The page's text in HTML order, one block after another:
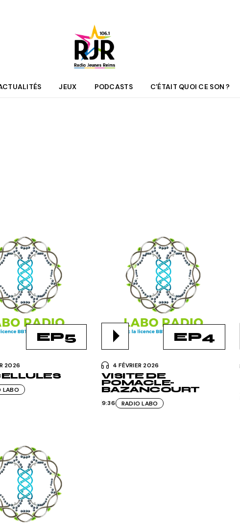
JEUX PODCASTS C’ÉTAIT QUOI CE SON ?
EP5
2026
LABO
EP4
4 FÉVRIER 2026
VISITE DE
POMACLE-
BAZANCOURT
9:36 RADIO LABO